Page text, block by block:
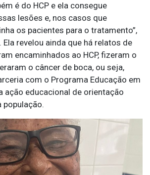
é do HCP e ela consegue
lesões e, nos casos que
os pacientes para o tratamento”,
revelou ainda que há relatos de
encaminhados ao HCP, fizeram o
o câncer de boca, ou seja,
com o Programa Educação em
ação educacional de orientação
população.